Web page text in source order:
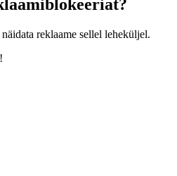
reklaame sellel leheküljel.